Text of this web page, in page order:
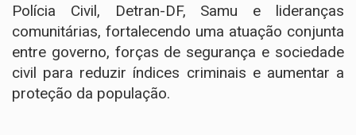
Polícia Civil, Detran-DF, Samu e lideranças
comunitárias, fortalecendo uma atuação conjunta
entre governo, forças de segurança e sociedade
civil para reduzir índices criminais e aumentar a
proteção da população.